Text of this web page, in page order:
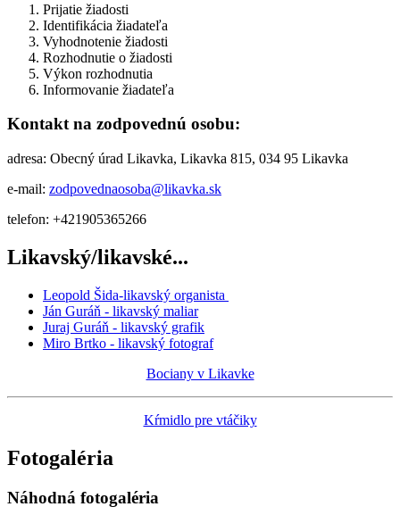
Prijatie žiadosti
Identifikácia žiadateľa
Vyhodnotenie žiadosti
Rozhodnutie o žiadosti
Výkon rozhodnutia
Informovanie žiadateľa
Kontakt na zodpovednú osobu:
adresa: Obecný úrad Likavka, Likavka 815, 034 95 Likavka
e-mail: zodpovednaosoba@likavka.sk
telefon: +421905365266
Likavský/likavské...
Leopold Šida-likavský organista
Ján Guráň - likavský maliar
Juraj Guráň - likavský grafik
Miro Brtko - likavský fotograf
Bociany v Likavke
Kŕmidlo pre vtáčiky
Fotogaléria
Náhodná fotogaléria